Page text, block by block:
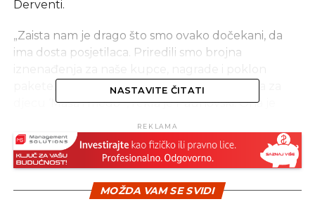
Derventi.
„Zaista nam je drago što smo ovako dočekani, da
ima dosta posjetilaca. Priredili smo brojna
pakete, tu je i zabavni sadržaj, kao i predstava za
djecu ‘Maša i medo'“, rekla je Paunovski. Ona je
od 1.500 metara kvadratnih i da ima 40 zaposlenih
radnika. Novootvoreni tržni centar sagrađen je
pored magistralnog puta Derventa – Brod, a u
sklopu objekta radi i restoran „Tranzit“ i
NASTAVITE ČITATI
REKLAMA
MOŽDA VAM SE SVIDI